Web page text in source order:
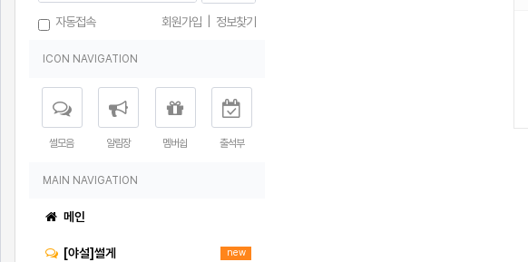
자동접속 회원가입 정보찾기
ICON NAVIGATION
썰모음 알림장 멤버쉽 출석부
MAIN NAVIGATION
메인
[야설]썰게 new